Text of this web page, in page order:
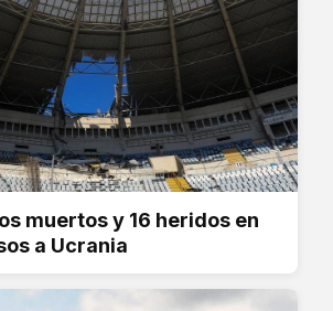
muertos y 16 heridos en
a Ucrania